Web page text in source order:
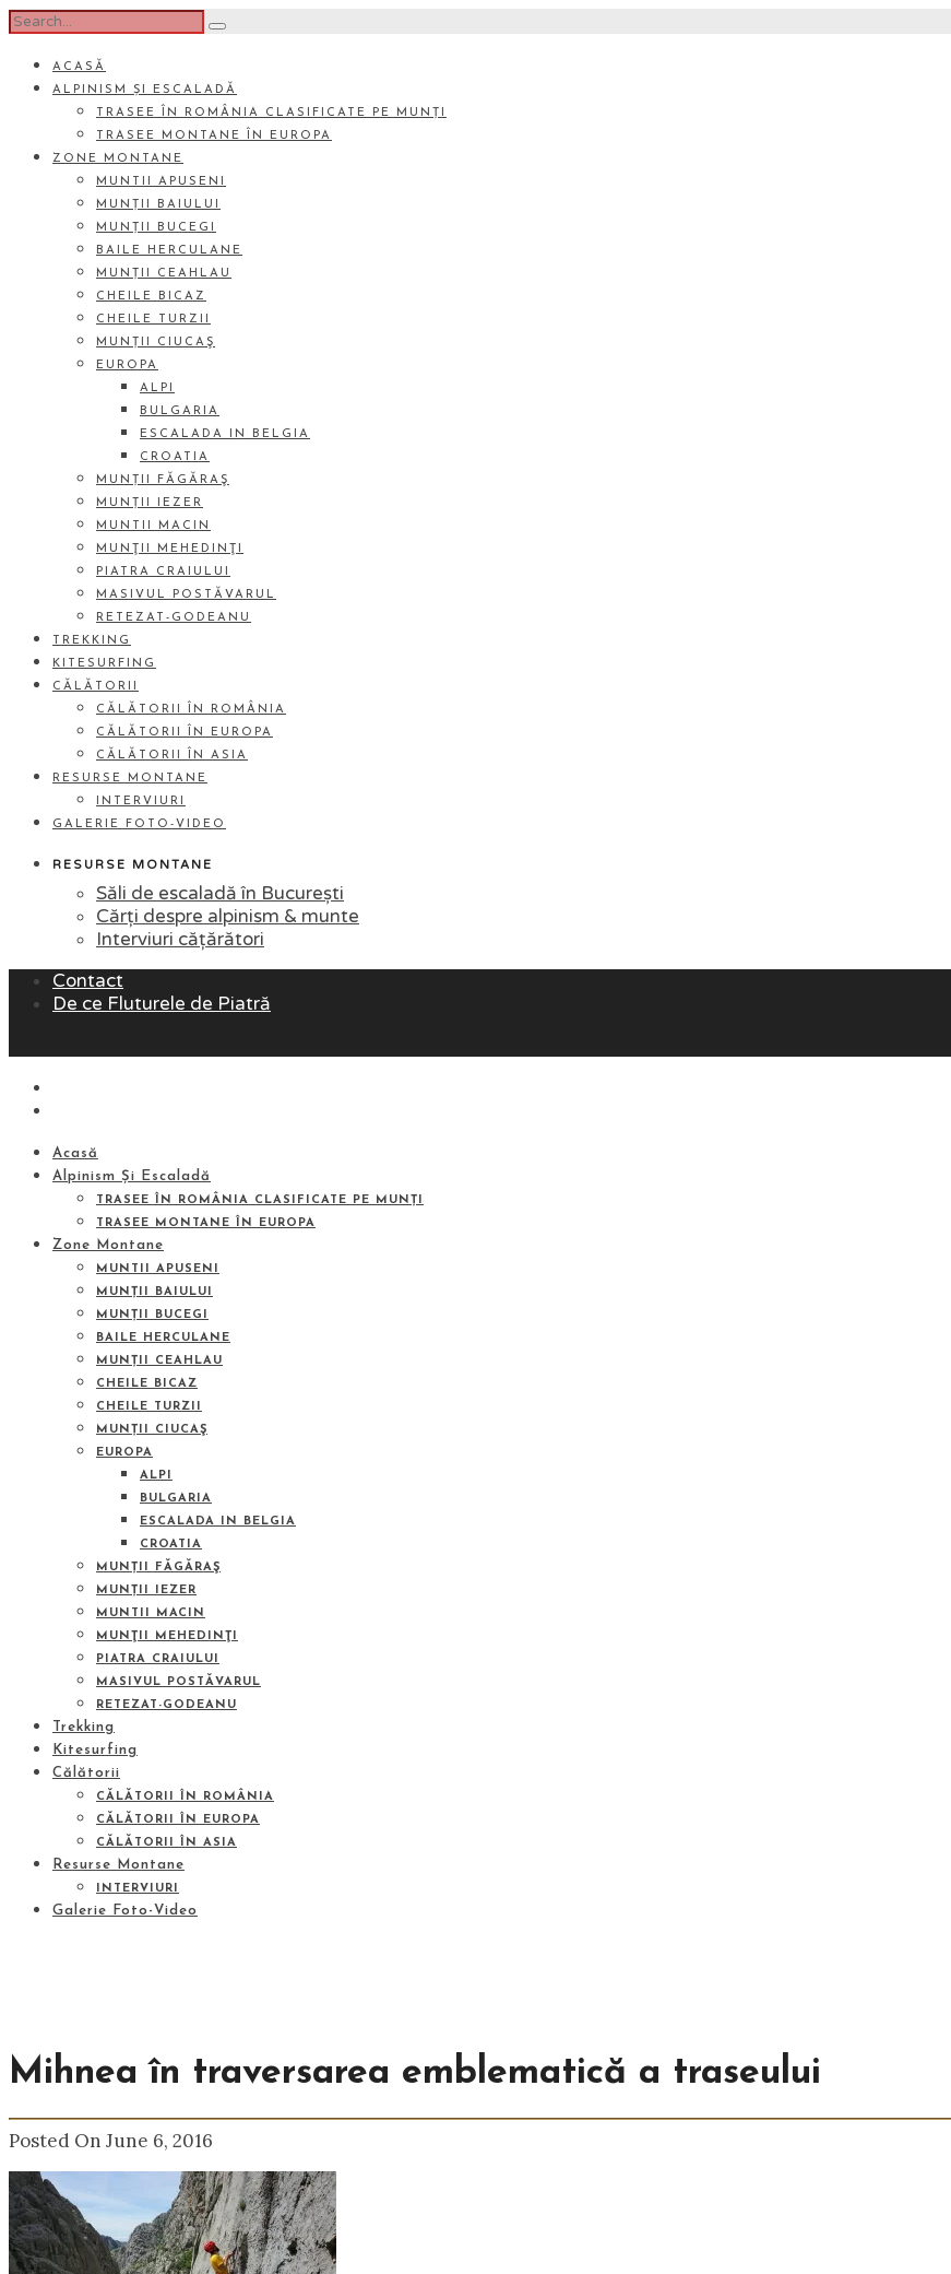
ACASĂ
ALPINISM ȘI ESCALADĂ
TRASEE ÎN ROMÂNIA CLASIFICATE PE MUNȚI
TRASEE MONTANE ÎN EUROPA
ZONE MONTANE
MUNTII APUSENI
MUNȚII BAIULUI
MUNȚII BUCEGI
BAILE HERCULANE
MUNȚII CEAHLAU
CHEILE BICAZ
CHEILE TURZII
MUNȚII CIUCAŞ
EUROPA
ALPI
BULGARIA
ESCALADA IN BELGIA
CROATIA
MUNȚII FĂGĂRAŞ
MUNȚII IEZER
MUNTII MACIN
MUNŢII MEHEDINŢI
PIATRA CRAIULUI
MASIVUL POSTĂVARUL
RETEZAT-GODEANU
TREKKING
KITESURFING
CĂLĂTORII
CĂLĂTORII ÎN ROMÂNIA
CĂLĂTORII ÎN EUROPA
CĂLĂTORII ÎN ASIA
RESURSE MONTANE
INTERVIURI
GALERIE FOTO-VIDEO
RESURSE MONTANE
Săli de escaladă în București
Cărți despre alpinism & munte
Interviuri cățărători
Contact
De ce Fluturele de Piatră
Acasă
Alpinism Și Escaladă
TRASEE ÎN ROMÂNIA CLASIFICATE PE MUNȚI
TRASEE MONTANE ÎN EUROPA
Zone Montane
MUNTII APUSENI
MUNȚII BAIULUI
MUNȚII BUCEGI
BAILE HERCULANE
MUNȚII CEAHLAU
CHEILE BICAZ
CHEILE TURZII
MUNȚII CIUCAŞ
EUROPA
ALPI
BULGARIA
ESCALADA IN BELGIA
CROATIA
MUNȚII FĂGĂRAŞ
MUNȚII IEZER
MUNTII MACIN
MUNŢII MEHEDINŢI
PIATRA CRAIULUI
MASIVUL POSTĂVARUL
RETEZAT-GODEANU
Trekking
Kitesurfing
Călătorii
CĂLĂTORII ÎN ROMÂNIA
CĂLĂTORII ÎN EUROPA
CĂLĂTORII ÎN ASIA
Resurse Montane
INTERVIURI
Galerie Foto-Video
Mihnea în traversarea emblematică a traseului
Posted On June 6, 2016